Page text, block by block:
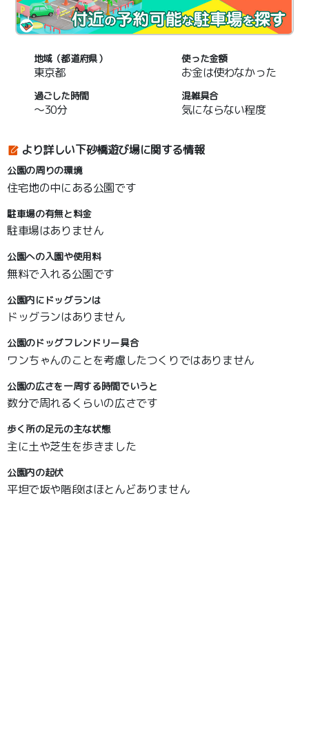
地域（都道府県）
東京都
使った金額
お金は使わなかった
過ごした時間
～30分
混雑具合
気にならない程度
より詳しい下砂橋遊び場に関する情報
公園の周りの環境
住宅地の中にある公園です
駐車場の有無と料金
駐車場はありません
公園への入園や使用料
無料で入れる公園です
公園内にドッグランは
ドッグランはありません
公園のドッグフレンドリー具合
ワンちゃんのことを考慮したつくりではありません
公園の広さを一周する時間でいうと
数分で周れるくらいの広さです
歩く所の足元の主な状態
主に土や芝生を歩きました
公園内の起伏
平坦で坂や階段はほとんどありません